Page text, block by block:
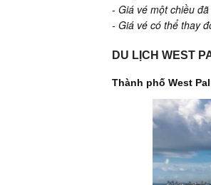
- Giá vé một chiều
- Giá vé có thể thay
DU LỊCH WEST
Thành phố West